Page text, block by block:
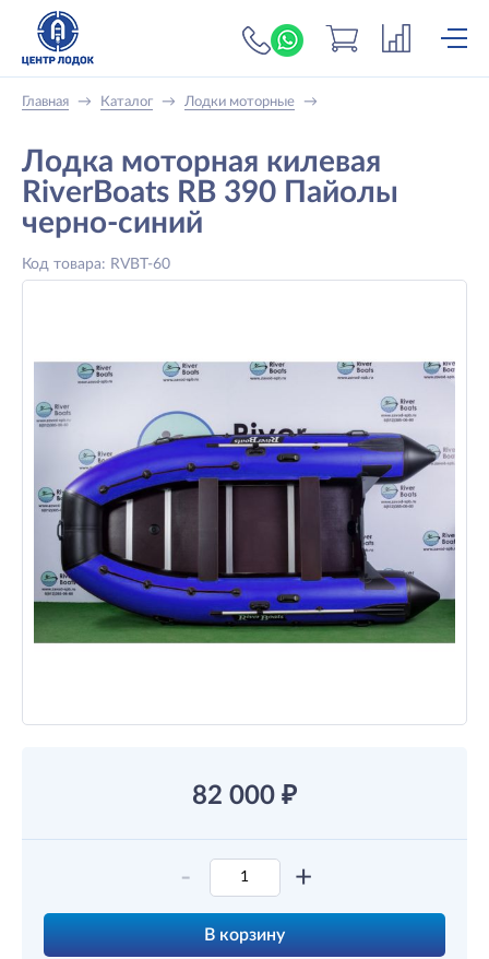
+7 (919) 698-56-
Главная → Каталог → Лодки моторные →
Лодка моторная килевая
RiverBoats RB 390 Пайолы
черно-синий
Код товара: RVBT-60
82 000 ₽
- +
В корзину